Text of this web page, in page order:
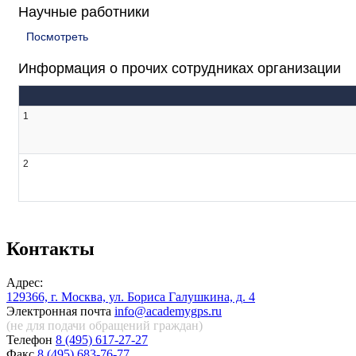
Научные работники
Посмотреть
Информация о прочих сотрудниках организации
1
2
Контакты
Адрес:
129366, г. Москва, ул. Бориса Галушкина, д. 4
Электронная почта info@academygps.ru
(не для подачи обращений граждан)
Телефон 8 (495) 617-27-27